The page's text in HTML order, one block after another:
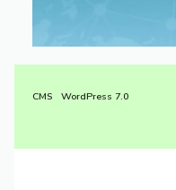
CMS WordPress 7.0